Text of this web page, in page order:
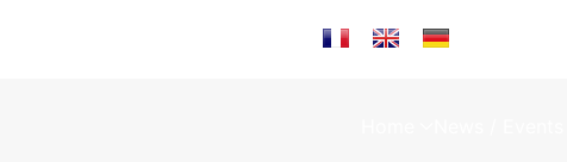
Sprache auswählen